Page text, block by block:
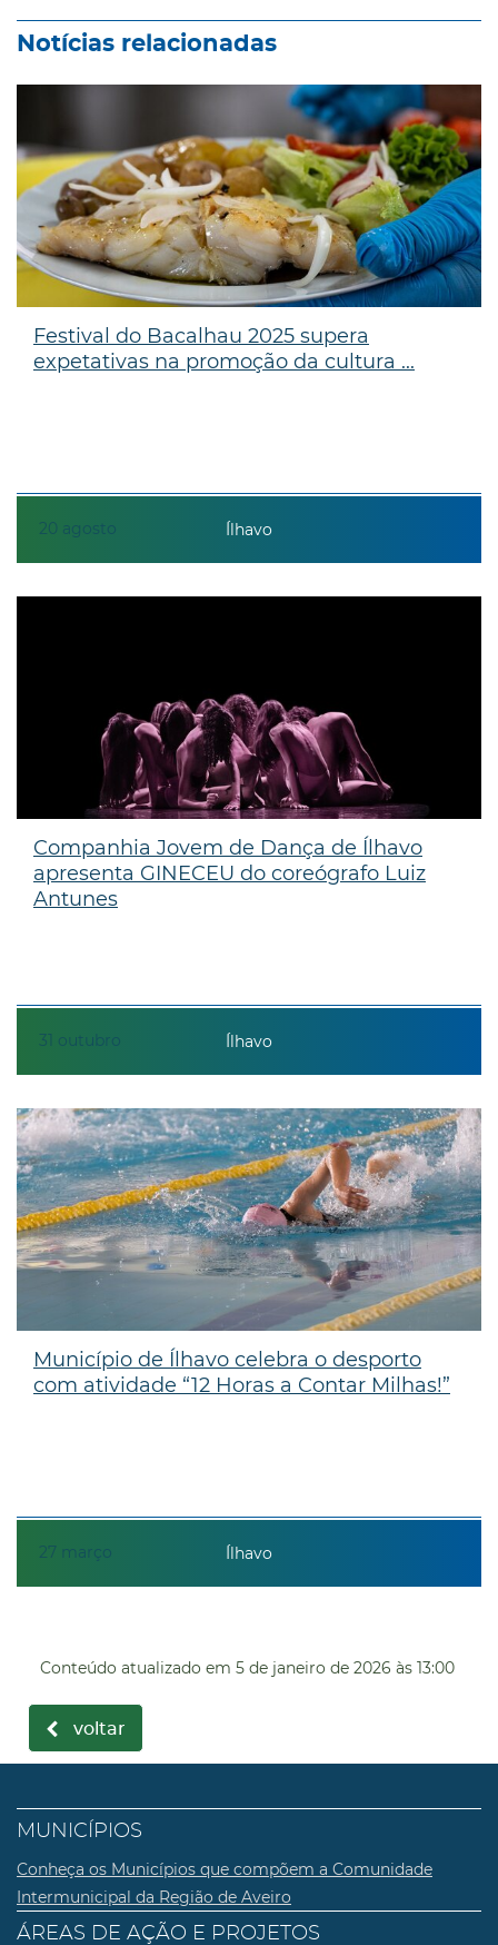
Notícias relacionadas
20 agosto
Festival do Bacalhau 2025 supera
expetativas na promoção da cultura ...
Ílhavo
31 outubro
Companhia Jovem de Dança de Ílhavo
apresenta GINECEU do coreógrafo Luiz
Antunes
Ílhavo
27 março
Município de Ílhavo celebra o desporto
com atividade “12 Horas a Contar Milhas!”
Ílhavo
Conteúdo atualizado em 5 de janeiro de 2026 às 13:00
voltar
MUNICÍPIOS
Conheça os Municípios que compõem a Comunidade
Intermunicipal da Região de Aveiro
ÁREAS DE AÇÃO E PROJETOS